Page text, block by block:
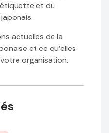
et du
actuelles de la
et ce qu’elles
organisation.